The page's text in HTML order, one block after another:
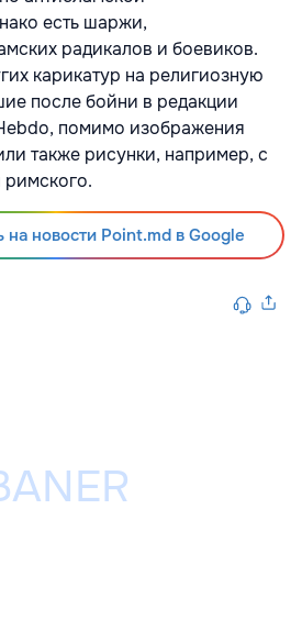
есть шаржи,
радикалов и боевиков.
карикатур на религиозную
после бойни в редакции
помимо изображения
также рисунки, например, с
новости Point.md в Google